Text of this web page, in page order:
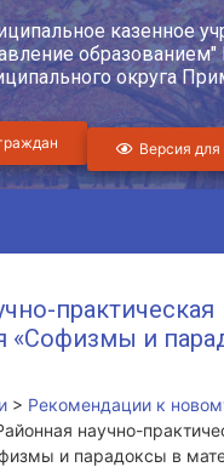
казенное
округа
Версия
практическая
«Софизмы и
> Рекомендации к
научно-
и парадоксы в